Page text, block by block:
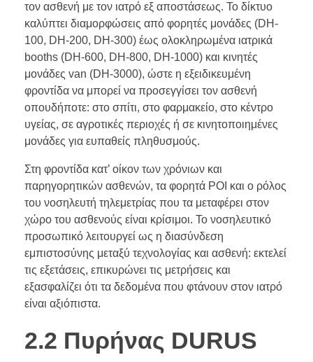
τον ασθενή με τον ιατρό εξ αποστάσεως. Το δίκτυο
καλύπτει διαμορφώσεις από φορητές μονάδες (DH-
100, DH-200, DH-300) έως ολοκληρωμένα ιατρικά
booths (DH-600, DH-800, DH-1000) και κινητές
μονάδες van (DH-3000), ώστε η εξειδικευμένη
φροντίδα να μπορεί να προσεγγίσει τον ασθενή
οπουδήποτε: στο σπίτι, στο φαρμακείο, στο κέντρο
υγείας, σε αγροτικές περιοχές ή σε κινητοποιημένες
μονάδες για ευπαθείς πληθυσμούς.
Στη φροντίδα κατ’ οίκον των χρόνιων και
παρηγορητικών ασθενών, τα φορητά POI και ο ρόλος
του νοσηλευτή τηλεμετρίας που τα μεταφέρει στον
χώρο του ασθενούς είναι κρίσιμοι. Το νοσηλευτικό
προσωπικό λειτουργεί ως η διασύνδεση
εμπιστοσύνης μεταξύ τεχνολογίας και ασθενή: εκτελεί
τις εξετάσεις, επικυρώνει τις μετρήσεις και
εξασφαλίζει ότι τα δεδομένα που φτάνουν στον ιατρό
είναι αξιόπιστα.
2.2 Πυρήνας DURUS